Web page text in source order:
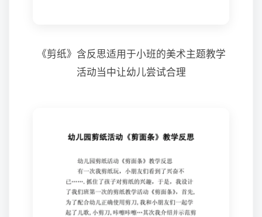
《剪纸》含反思适用于小班的美术主题教学
活动当中让幼儿尝试合理